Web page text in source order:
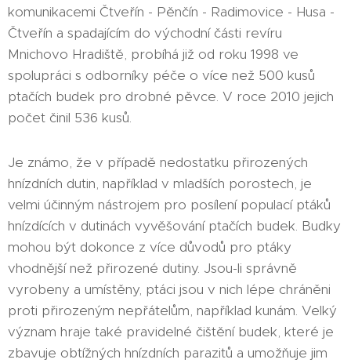
komunikacemi Čtveřín - Pěnčín - Radimovice - Husa -
Čtveřín a spadajícím do východní části revíru
Mnichovo Hradiště, probíhá již od roku 1998 ve
spolupráci s odborníky péče o více než 500 kusů
ptačích budek pro drobné pěvce. V roce 2010 jejich
počet činil 536 kusů.
Je známo, že v případě nedostatku přirozených
hnízdních dutin, například v mladších porostech, je
velmi účinným nástrojem pro posílení populací ptáků
hnízdících v dutinách vyvěšování ptačích budek. Budky
mohou být dokonce z více důvodů pro ptáky
vhodnější než přirozené dutiny. Jsou-li správně
vyrobeny a umístěny, ptáci jsou v nich lépe chráněni
proti přirozeným nepřátelům, například kunám. Velký
význam hraje také pravidelné čištění budek, které je
zbavuje obtížných hnízdních parazitů a umožňuje jim